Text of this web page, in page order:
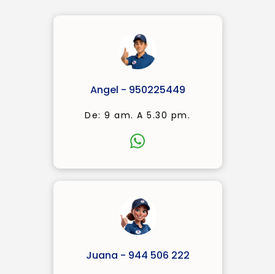
Angel - 950225449
De: 9 am. A 5.30 pm.
Juana - 944 506 222